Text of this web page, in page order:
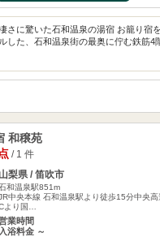
さに驚いた石和温泉の湯宿 お籠り宿
した、石和温泉街の最奥に佇む鉄筋4
和穣苑
/ 1 件
山梨県 / 笛吹市
和温泉駅851m
中央本線 石和温泉駅より徒歩15分中央
より国…
業時間
入浴料金 ～